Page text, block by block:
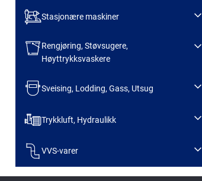
Stasjonære maskiner
Rengjøring, Støvsugere,
Høyttrykksvaskere
Sveising, Lodding, Gass, Utsug
Trykkluft, Hydraulikk
VVS-varer